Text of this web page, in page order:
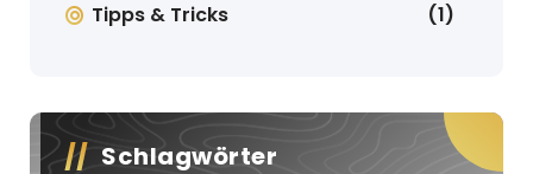
Tipps & Tricks (1)
Schlagwörter